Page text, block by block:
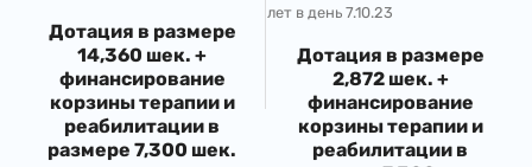
​Дотация в размере
14,360 шек. +
финансирование
корзины терапии и
реабилитации в
размере 7,300 шек.
лет в день 7.10.23
Дотация в размере
2,872 шек. +
финансирование
корзины терапии и
реабилитации в